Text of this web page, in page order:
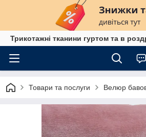
Трикотажні тканини гуртом та в
Товари та послуги Велюр